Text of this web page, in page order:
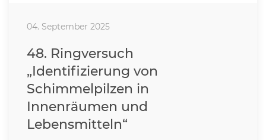
04. September 2025
48. Ringversuch
„Identifizierung von
Schimmelpilzen in
Innenräumen und
Lebensmitteln“